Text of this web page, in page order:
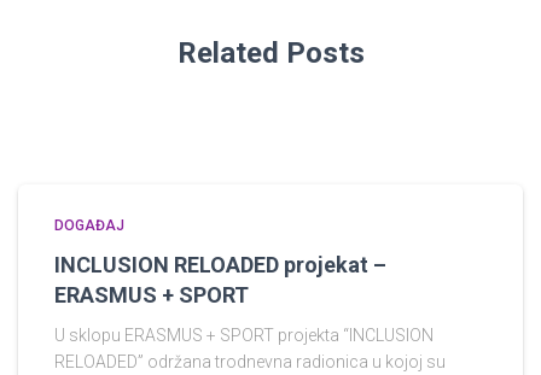
Related Posts
DOGAĐAJ
INCLUSION RELOADED projekat –
ERASMUS + SPORT
U sklopu ERASMUS + SPORT projekta “INCLUSION
RELOADED” održana trodnevna radionica u kojoj su